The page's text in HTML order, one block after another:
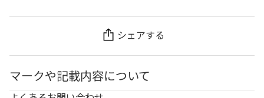
シェアする
マークや記載内容について